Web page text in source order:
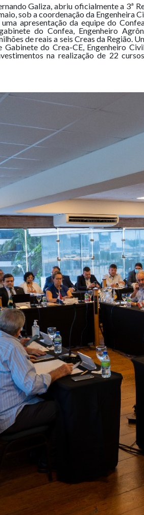
Galiza, abriu oficialmente a 3ª
sob a coordenação da
apresentação da equipe do
do Confea, Engenheiro
de reais a seis Creas da Região.
do Crea-CE, Engenheiro
na realização de 22